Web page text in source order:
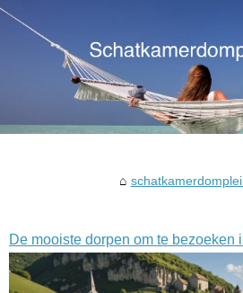
De mooiste dorpen om te bezoeken